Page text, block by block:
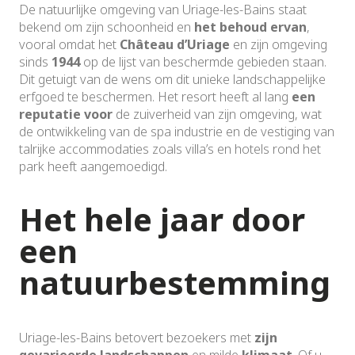
De natuurlijke omgeving van Uriage-les-Bains staat
bekend om zijn schoonheid en het behoud ervan,
vooral omdat het Château d’Uriage en zijn omgeving
sinds 1944op de lijst van beschermde gebieden staan.
Dit getuigt van de wens om dit unieke landschappelijke
erfgoed te beschermen. Het resort heeft al lang een
reputatie voor de zuiverheid van zijn omgeving, wat
de ontwikkeling van de spa industrie en de vestiging van
talrijke accommodaties zoals villa’s en hotels rond het
park heeft aangemoedigd.
Het hele jaar door
een
natuurbestemming
Uriage-les-Bains betovert bezoekers met zijn